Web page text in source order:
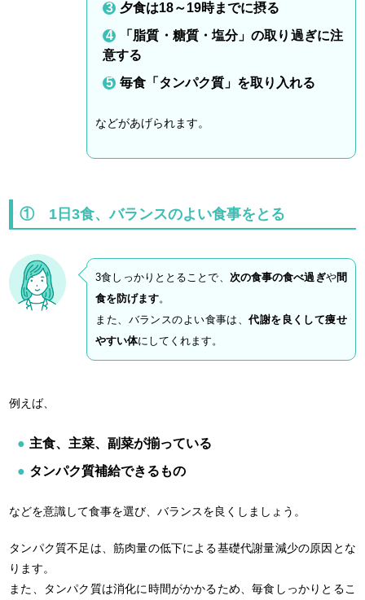
夕食は18～19時までに摂る
「脂質・糖質・塩分」の取り過ぎに注
意する
毎食「タンパク質」を取り入れる
などがあげられます。
① 1日3食、バランスのよい食事をとる
3食しっかりととることで、 次の食事の食べ過ぎや間
食を防げます。
また、バランスのよい食事は、代謝を良くして痩せ
やすい体にしてくれます。
例えば、
主食、主菜、副菜が揃っている
タンパク質補給できるもの
などを意識して食事を選び、バランスを良くしましょう。
タンパク質不足は、筋肉量の低下による基礎代謝量減少の原因とな
ります。
また、タンパク質は消化に時間がかかるため、毎食しっかりとるこ